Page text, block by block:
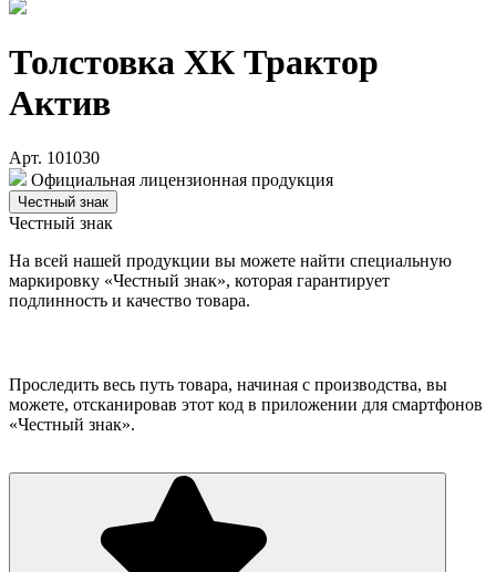
Толстовка ХК Трактор
Актив
Арт. 101030
Официальная лицензионная продукция
Честный знак
Честный знак
На всей нашей продукции вы можете найти специальную
маркировку «Честный знак», которая гарантирует
подлинность и качество товара.
Проследить весь путь товара, начиная с производства, вы
можете, отсканировав этот код в приложении для смартфонов
«Честный знак».